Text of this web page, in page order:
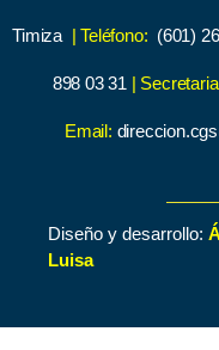
Timiza | Teléfono: (601)
898 03 31 |
Email:
Diseño y desarrollo:
Luisa